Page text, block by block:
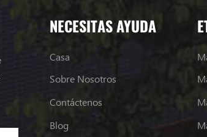
NECESITAS AYUDA
Casa
Sobre Nosotros
Contáctenos
Blog